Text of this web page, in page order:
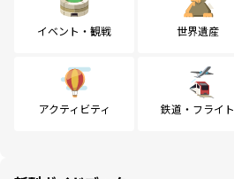
イベント・観戦 世界遺産
アクティビティ 鉄道・フライト